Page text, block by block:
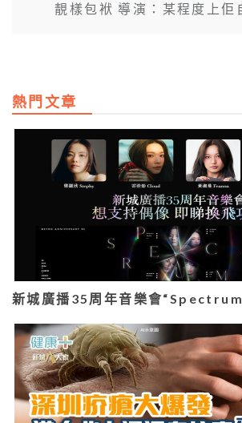
靚樣包袱 導演：某程度上佢
熱門文章
新城廣播35周年音樂會